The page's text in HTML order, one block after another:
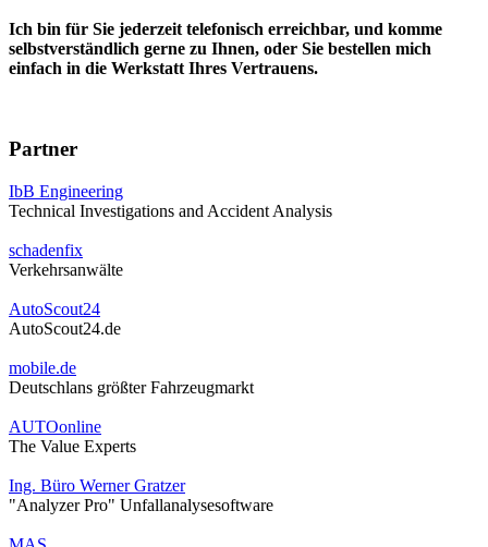
Ich bin für Sie jederzeit telefonisch erreichbar, und komme
selbstverständlich gerne zu Ihnen, oder Sie bestellen mich
einfach in die Werkstatt Ihres Vertrauens.
Partner
IbB Engineering
Technical Investigations and Accident Analysis
schadenfix
Verkehrsanwälte
AutoScout24
AutoScout24.de
mobile.de
Deutschlans größter Fahrzeugmarkt
AUTOonline
The Value Experts
Ing. Büro Werner Gratzer
"Analyzer Pro" Unfallanalysesoftware